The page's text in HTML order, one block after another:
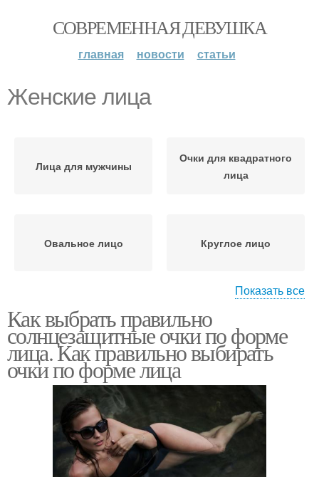
СОВРЕМЕННАЯ ДЕВУШКА
главная новости статьи
Женские лица
Лица для мужчины
Очки для квадратного
лица
Овальное лицо Круглое лицо
Сердцевидное лицо Квадратное лицо
Треугольное лицо
Показать все
Как выбрать правильно
солнцезащитные очки по форме
лица. Как правильно выбирать
очки по форме лица